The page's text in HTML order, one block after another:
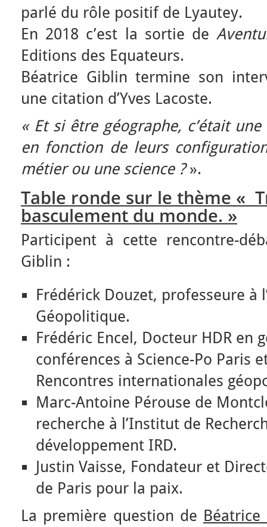
parlé du rôle positif de Lyautey.
En 2018 c’est la sortie de
Editions des Equateurs.
Béatrice Giblin termine son
une citation d’Yves Lacoste.
« Et si être géographe, c’était
en fonction de leurs
métier ou une science ?».
Table ronde sur le thème «
basculement du monde. »
Participent à cette rencontre-
Giblin :
Frédérick Douzet, professeure à
Géopolitique.
Frédéric Encel, Docteur HDR en
conférences à Science-Po Paris
Rencontres internationales
Marc-Antoine Pérouse de
recherche à l’Institut de
développement IRD.
Justin Vaisse, Fondateur et
de Paris pour la paix.
La première question de